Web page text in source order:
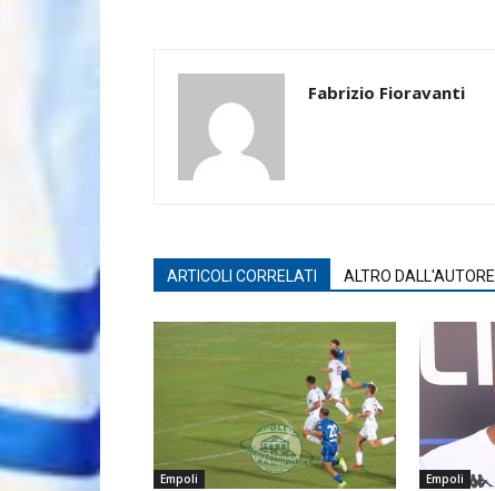
Fabrizio Fioravanti
ARTICOLI CORRELATI ALTRO DALL'AUTORE
Empoli Empoli